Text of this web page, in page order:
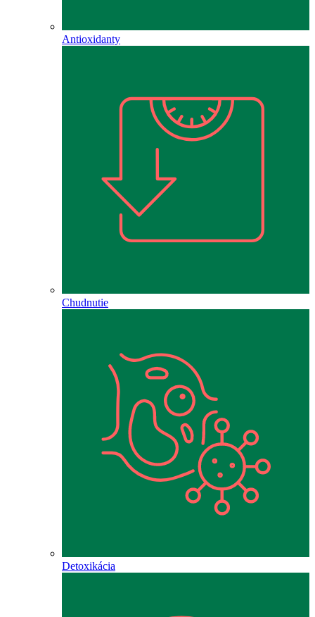
Antioxidanty
Chudnutie
Detoxikácia